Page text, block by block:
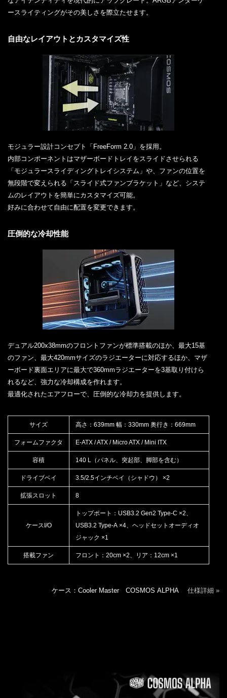
ースライティングがその美しさを際立たせます。
自由なレイアウトとカスタマイズ性
モジュラー設計コンセプト「FreeForm 2.0」を採用。
内部コンポーネントはマザーボードトレイをスライドさせられる
「モジュラースライディングトレイシステム」や、ファンの位置を
無段階で変えられる「スライド式ファンブラケット」など、システ
ムのレイアウトを簡単にカスタマイズ可能。
好みに合わせて自由に配置を変更できます。
圧倒的な冷却性能
デュアル200x38mmのフロントファンが標準搭載のほか、最大15基
のファン、最大420mmサイズのラジエーターに対応するほか、マザ
ーボード裏面エリアに最大で360mmラジエーターを3基取り付けら
れるなど、強力な冷却構成を作れます。
最適化されたエアフローで、圧倒的な冷却力を提供します。
サイズ 高さ：639mm 幅：330mm 奥行き：669mm
フォームファクタ E-ATX / ATX / Micro ATX / Mini ITX
容積 140 L（パネル、突起部、脚部を含む）
ドライブベイ 3.5/2.5インチベイ（シャドウ） ×2
拡張スロット 8
ケースI/O
トップポート：USB3.2 Gen2 Type-C ×2、
USB3.2 Type-A ×4、ヘッドセットオーディオ
ジャック ×1
搭載ファン フロント：20cm ×2、リア：12cm ×1
ケース：Cooler Master COSMOS ALPHA 仕様詳細 »